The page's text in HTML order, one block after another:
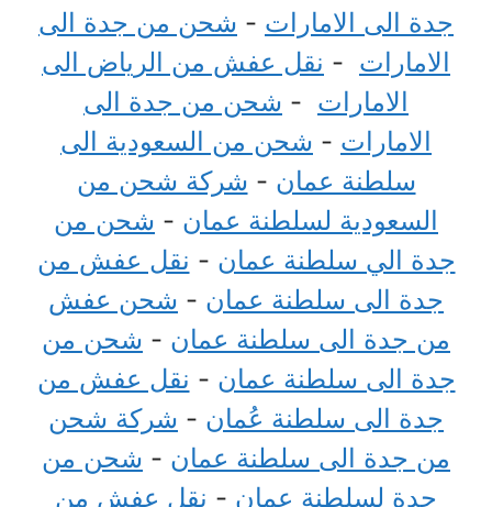
جدة الى الامارات - شحن من جدة الى
الامارات - نقل عفش من الرياض الى
الامارات - شحن من جدة الى
الامارات - شحن من السعودية الى
سلطنة عمان - شركة شحن من
السعودية لسلطنة عمان - شحن من
جدة الي سلطنة عمان - نقل عفش من
جدة الى سلطنة عمان - شحن عفش
من جدة الى سلطنة عمان - شحن من
جدة الى سلطنة عمان - نقل عفش من
جدة الى سلطنة عُمان - شركة شحن
من جدة الى سلطنة عمان - شحن من
جدة لسلطنة عمان - نقل عفش من